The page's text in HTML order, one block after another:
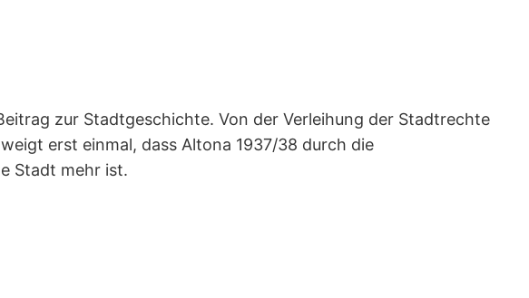
zur Stadtgeschichte. Von der Verleihung der Stadtrechte
erst einmal, dass Altona 1937/38 durch die
Stadt mehr ist.